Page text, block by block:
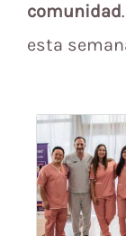
comunidad
esta